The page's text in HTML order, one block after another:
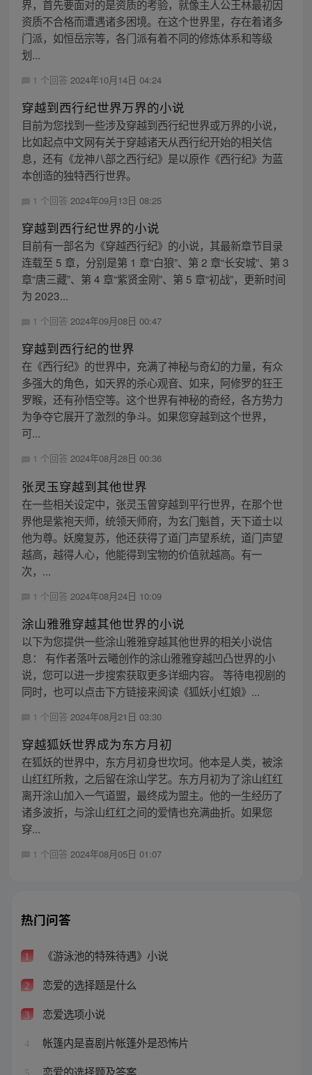
界，首先要面对的是资质的考验，就像主人公王林最初因
资质不合格而遭遇诸多困境。在这个世界里，存在着诸多
门派，如恒岳宗等，各门派有着不同的修炼体系和等级
划...
1 个回答 2024年10月14日 04:24
穿越到西行纪世界万界的小说
目前为您找到一些涉及穿越到西行纪世界或万界的小说，
比如起点中文网有关于穿越诸天从西行纪开始的相关信
息，还有《龙神八部之西行纪》是以原作《西行纪》为蓝
本创造的独特西行世界。
1 个回答 2024年09月13日 08:25
穿越到西行纪世界的小说
目前有一部名为《穿越西行纪》的小说，其最新章节目录
连载至 5 章，分别是第 1 章“白狼”、第 2 章“长安城”、第 3
章“唐三藏”、第 4 章“紫贤金刚”、第 5 章“初战”，更新时间
为 2023...
1 个回答 2024年09月08日 00:47
穿越到西行纪的世界
在《西行纪》的世界中，充满了神秘与奇幻的力量，有众
多强大的角色，如天界的杀心观音、如来，阿修罗的狂王
罗睺，还有孙悟空等。这个世界有神秘的奇经，各方势力
为争夺它展开了激烈的争斗。如果您穿越到这个世界，
可...
1 个回答 2024年08月28日 00:36
张灵玉穿越到其他世界
在一些相关设定中，张灵玉曾穿越到平行世界，在那个世
界他是紫袍天师，统领天师府，为玄门魁首，天下道士以
他为尊。妖魔复苏，他还获得了道门声望系统，道门声望
越高，越得人心，他能得到宝物的价值就越高。有一
次，...
1 个回答 2024年08月24日 10:09
涂山雅雅穿越其他世界的小说
以下为您提供一些涂山雅雅穿越其他世界的相关小说信
息： 有作者落叶云曦创作的涂山雅雅穿越凹凸世界的小
说，您可以进一步搜索获取更多详细内容。 等待电视剧的
同时，也可以点击下方链接来阅读《狐妖小红娘》...
1 个回答 2024年08月21日 03:30
穿越狐妖世界成为东方月初
在狐妖的世界中，东方月初身世坎坷。他本是人类，被涂
山红红所救，之后留在涂山学艺。东方月初为了涂山红红
离开涂山加入一气道盟，最终成为盟主。他的一生经历了
诸多波折，与涂山红红之间的爱情也充满曲折。如果您
穿...
1 个回答 2024年08月05日 01:07
热门问答
1 《游泳池的特殊待遇》小说
2 恋爱的选择题是什么
3 恋爱选项小说
4 帐篷内是喜剧片帐篷外是恐怖片
5 恋爱的选择题及答案